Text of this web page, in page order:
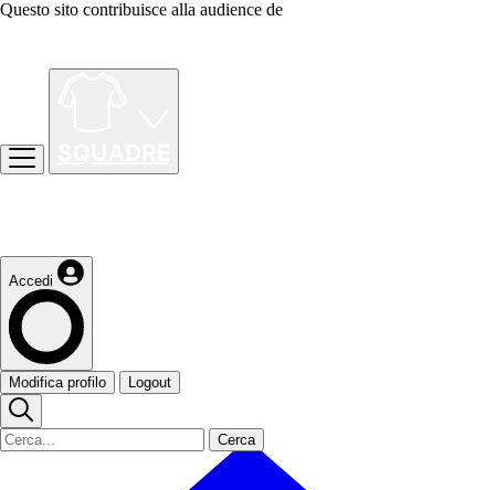
Questo sito contribuisce alla audience de
Accedi
Modifica profilo Logout
Cerca